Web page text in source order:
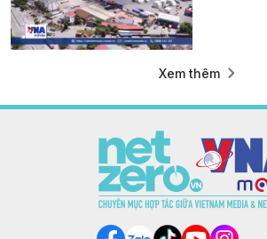
Xem thêm